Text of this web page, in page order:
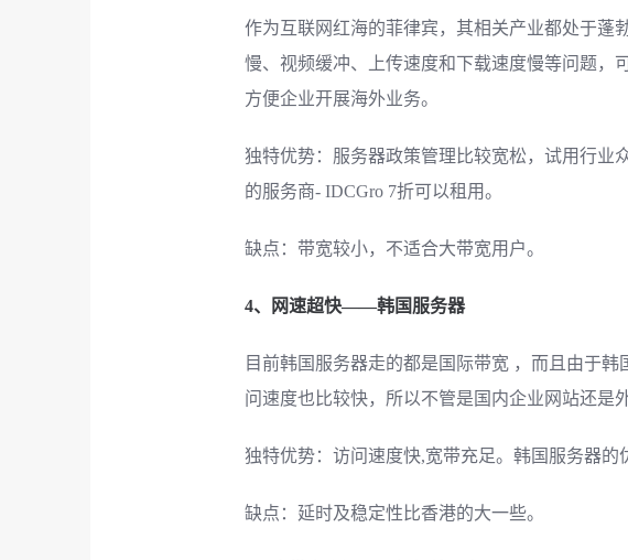
作为互联网红海的菲律宾，其相关产业都处于蓬
慢、视频缓冲、上传速度和下载速度慢等问题，
方便企业开展海外业务。
独特优势：服务器政策管理比较宽松，试用行业
的服务商- IDCGro 7折可以租用。
缺点：带宽较小，不适合大带宽用户。
4、网速超快——韩国服务器
目前韩国服务器走的都是国际带宽 ，而且由于
问速度也比较快，所以不管是国内企业网站还是
独特优势：访问速度快,宽带充足。韩国服务器
缺点：延时及稳定性比香港的大一些。